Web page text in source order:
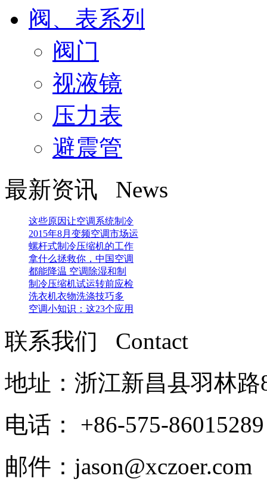
阀、表系列
阀门
视液镜
压力表
避震管
最新资讯 News
这些原因让空调系统制冷
2015年8月变频空调市场运
螺杆式制冷压缩机的工作
拿什么拯救你，中国空调
都能降温 空调除湿和制
制冷压缩机试运转前应检
洗衣机衣物洗涤技巧多
空调小知识：这23个应用
联系我们 Contact
地址：浙江新昌县羽林路
电话： +86-575-86015289
邮件：jason@xczoer.com